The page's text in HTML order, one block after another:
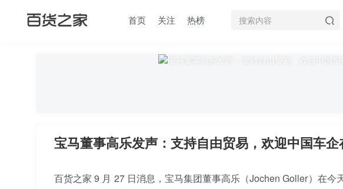
首页 关注 热榜
宝马董事高乐发声：支持自由贸易，欢迎中国车
百货之家 9 月 27 日消息，宝马集团董事高乐（Jochen Goller）在今